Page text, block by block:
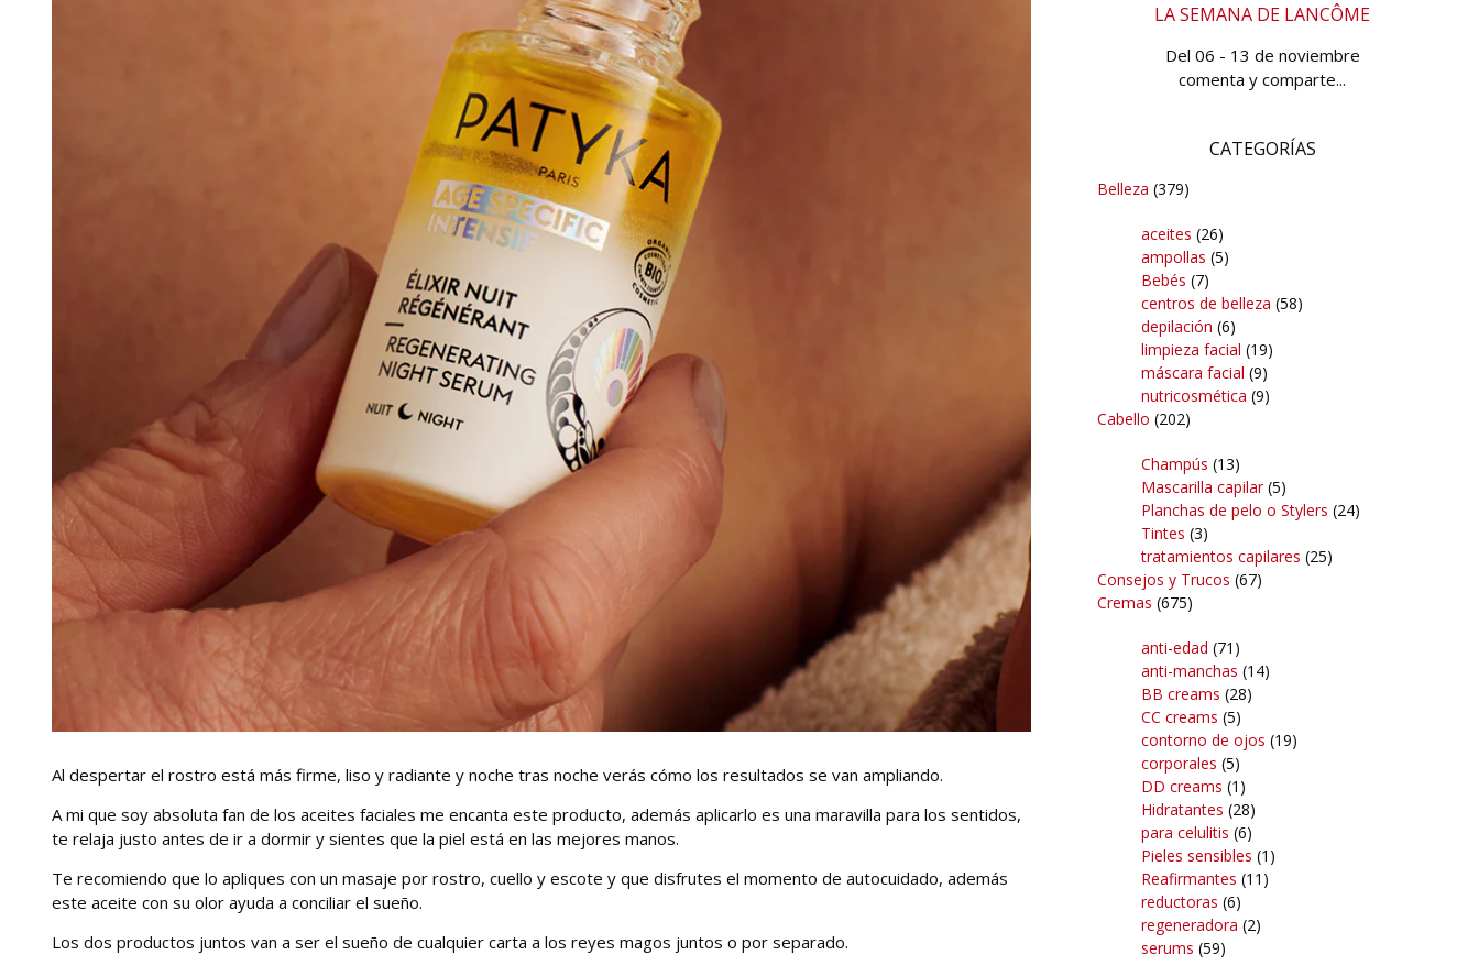
Al despertar el rostro está más firme, liso y radiante y noche tras noche verás cómo los resultados se van ampliando.
A mi que soy absoluta fan de los aceites faciales me encanta este producto, además aplicarlo es una maravilla para los sentidos,
te relaja justo antes de ir a dormir y sientes que la piel está en las mejores manos.
Te recomiendo que lo apliques con un masaje por rostro, cuello y escote y que disfrutes el momento de autocuidado, además
este aceite con su olor ayuda a conciliar el sueño.
Los dos productos juntos van a ser el sueño de cualquier carta a los reyes magos juntos o por separado.
LA SEMANA DE LANCÔME
Del 06 - 13 de noviembre
comenta y comparte...
CATEGORÍAS
Belleza (379)
aceites (26)
ampollas (5)
Bebés (7)
centros de belleza (58)
depilación (6)
limpieza facial (19)
máscara facial (9)
nutricosmética (9)
Cabello (202)
Champús (13)
Mascarilla capilar(5)
Planchas de pelo o Stylers (24)
Tintes (3)
tratamientos capilares (25)
Consejos y Trucos (67)
Cremas (675)
anti-edad (71)
anti-manchas (14)
BB creams (28)
CC creams (5)
contorno de ojos (19)
corporales (5)
DD creams (1)
Hidratantes (28)
para celulitis (6)
Pieles sensibles (1)
Reafirmantes (11)
reductoras (6)
regeneradora (2)
serums (59)